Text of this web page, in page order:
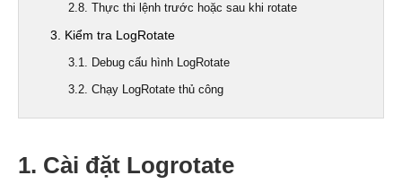
2.8. Thực thi lệnh trước hoặc sau khi rotate
3. Kiểm tra LogRotate
3.1. Debug cấu hình LogRotate
3.2. Chạy LogRotate thủ công
1. Cài đặt Logrotate